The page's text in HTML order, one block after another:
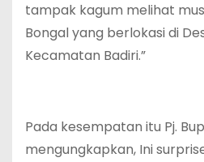
tampak kagum melihat
Bongal yang berlokasi di
Kecamatan Badiri.”
Pada kesempatan itu Pj.
mengungkapkan, Ini